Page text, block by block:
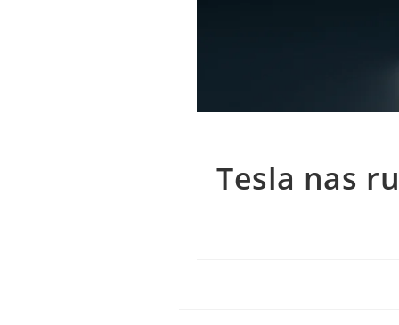
Tesla nas